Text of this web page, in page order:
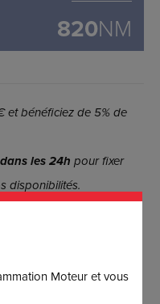
820NM
et bénéficiez de 5% de
dans les 24h pour fixer
disponibilités.
Moteur et vous